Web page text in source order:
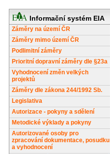
Informační systém EIA
Záměry na území ČR
Záměry mimo území ČR
Podlimitní záměry
Prioritní dopravní záměry dle §23a
Vyhodnocení změn velkých
projektů
Záměry dle zákona 244/1992 Sb.
Legislativa
Autorizace - pokyny a sdělení
Metodické výklady a pokyny
Autorizované osoby pro
zpracování dokumentace, posudku
a vyhodnocení